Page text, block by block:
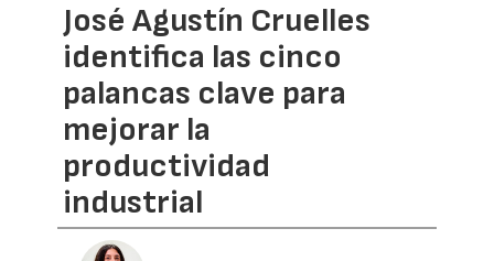
José Agustín Cruelles
identifica las cinco
palancas clave para
mejorar la
productividad
industrial